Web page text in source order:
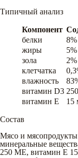
Типичный анализ
Компонент
белки
8%
жиры
5%
зола
2%
клетчатка
влажность
витамин D3
витамин E
15
Состав
Мясо и мясопродукты
минеральные
250 МЕ, витамин E 15